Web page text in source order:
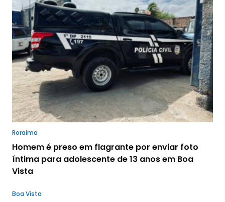
Roraima
Homem é preso em flagrante por enviar foto
íntima para adolescente de 13 anos em Boa
Vista
Boa Vista